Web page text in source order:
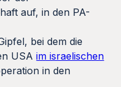
auf, in den PA-
bei dem die
USAim israelischen
in den